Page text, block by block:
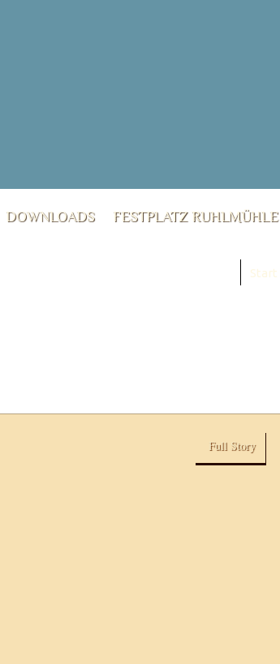
DOWNLOADS FESTPLATZ RUHLMÜHLE
Start
Full Story